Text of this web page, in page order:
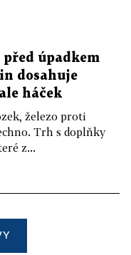
před úpadkem
dosahuje
háček
železo proti
Trh s doplňky
z...